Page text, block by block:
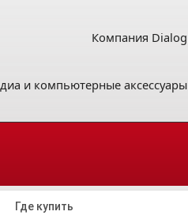
Компания Dialog
и компьютерные аксессуары
Где купить